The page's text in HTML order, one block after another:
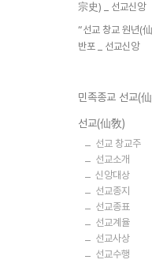
宗史) _ 선교신앙
“선교 창교 원년(
반포 _ 선교신앙
민족종교 선교(
선교(仙敎)
선교 창교주
선교소개
신앙대상
선교종지
선교종표
선교계율
선교사상
선교수행